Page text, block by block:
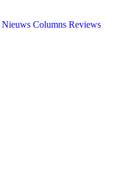
Nieuws Columns Reviews